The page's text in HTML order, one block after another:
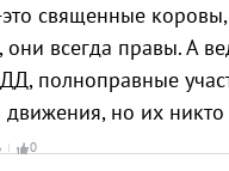
священные
они всегда правы. А
полноправные
но их никто
0